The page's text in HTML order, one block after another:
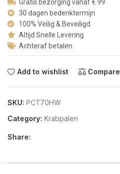
Gratis bezorging vanaf € 99
30 dagen bedenktermijn
100% Veilig & Beveiligd
Altijd Snelle Levering
Achteraf betalen
Add to wishlist Compare
SKU: PCT70HW
Category: Krabpalen
Share: